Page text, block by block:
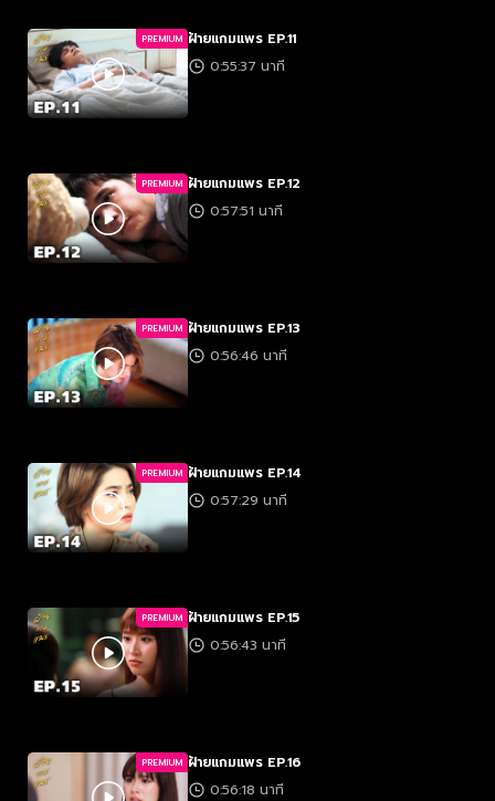
PREMIUM ฝ้ายแกมแพร EP.11
0:55:37 นาที
PREMIUM ฝ้ายแกมแพร EP.12
0:57:51 นาที
PREMIUM ฝ้ายแกมแพร EP.13
0:56:46 นาที
PREMIUM ฝ้ายแกมแพร EP.14
0:57:29 นาที
PREMIUM ฝ้ายแกมแพร EP.15
0:56:43 นาที
PREMIUM ฝ้ายแกมแพร EP.16
0:56:18 นาที